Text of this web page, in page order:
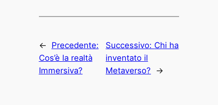
←
Precedente:
Cos’è la realtà
Immersiva?
Successivo: Chi ha
inventato il
Metaverso?
→